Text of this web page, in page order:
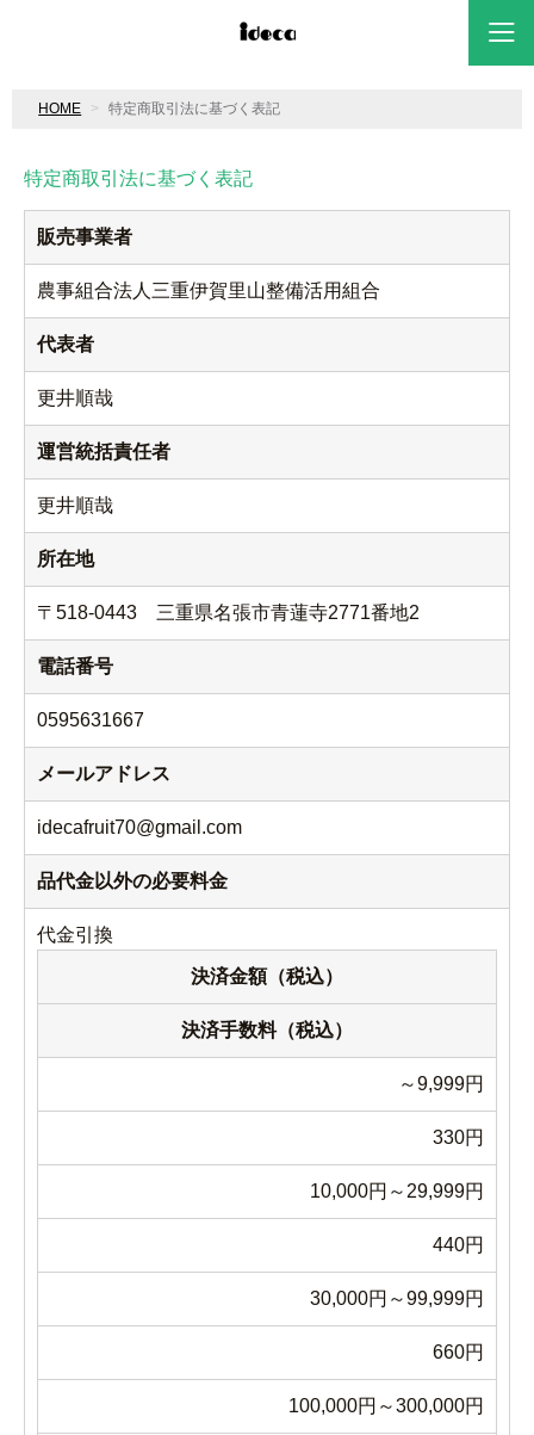
HOME 特定商取引法に基づく表記
特定商取引法に基づく表記
販売事業者
農事組合法人三重伊賀里山整備活用組合
代表者
更井順哉
運営統括責任者
更井順哉
所在地
〒518-0443 三重県名張市青蓮寺2771番地2
電話番号
0595631667
メールアドレス
idecafruit70@gmail.com
品代金以外の必要料金
代金引換
決済金額（税込）
決済手数料（税込）
～9,999円
330円
10,000円～29,999円
440円
30,000円～99,999円
660円
100,000円～300,000円